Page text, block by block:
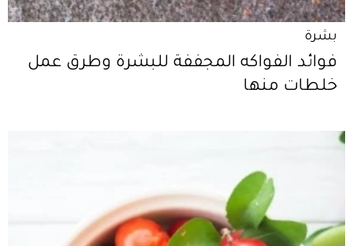
بشرة
فوائد الفواكه المجففة للبشرة وطرق عمل
خلطات منها